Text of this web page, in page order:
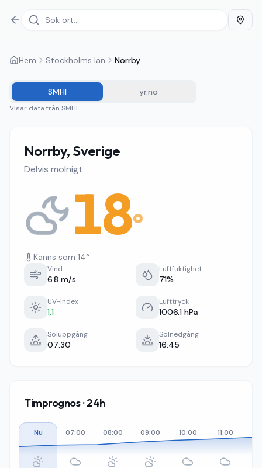
Hem Stockholms län Norrby
SMHI yr.no
Visar data från SMHI
Norrby, Sverige
Delvis molnigt
18°
Känns som 14°
Vind
6.8 m/s
Luftfuktighet
71%
UV-index
1.1
Lufttryck
1006.1 hPa
Soluppgång
07:30
Solnedgång
16:45
Timprognos · 24h
Nu 07:00 08:00 09:00 10:00 11:00